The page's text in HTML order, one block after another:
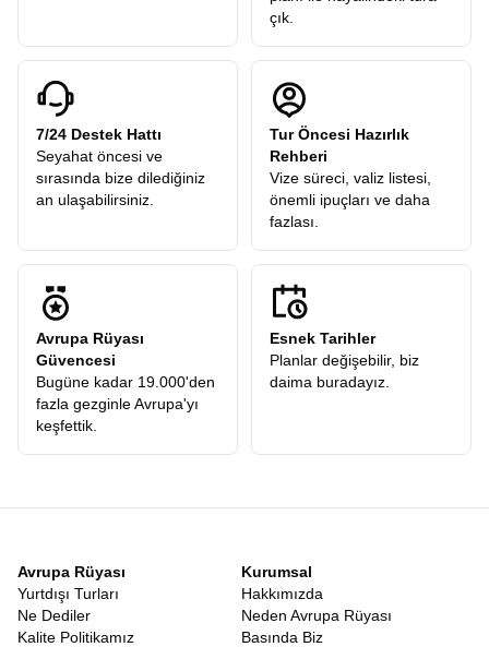
çık.
7/24 Destek Hattı
Seyahat öncesi ve
sırasında bize dilediğiniz
an ulaşabilirsiniz.
Tur Öncesi Hazırlık
Rehberi
Vize süreci, valiz listesi,
önemli ipuçları ve daha
fazlası.
Avrupa Rüyası
Güvencesi
Bugüne kadar 19.000'den
fazla gezginle Avrupa'yı
keşfettik.
Esnek Tarihler
Planlar değişebilir, biz
daima buradayız.
Avrupa Rüyası
Yurtdışı Turları
Ne Dediler
Kalite Politikamız
Kurumsal
Hakkımızda
Neden Avrupa Rüyası
Basında Biz